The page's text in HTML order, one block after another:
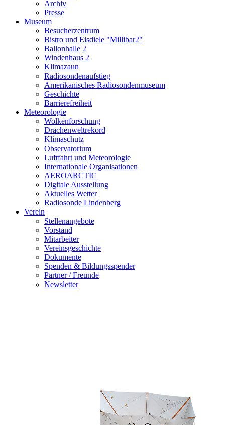
Archiv
Presse
Museum
Besucherzentrum
Bistro und Eisdiele "Millibar2"
Ballonhalle 2
Windenhaus 2
Klimazaun
Radiosondenaufstieg
Amerikanisches Radiosondenmuseum
Geschichte
Barrierefreiheit
Meteorologie
Wolkenforschung
Drachenweltrekord
Klimaschutz
Observatorium
Luftfahrt und Meteorologie
Internationale Organisationen
AEROARCTIC
Digitale Ausstellung
Aktuelles Wetter
Radiosonde Lindenberg
Verein
Stellenangebote
Vorstand
Mitarbeiter
Vereinsgeschichte
Dokumente
Spenden & Bildungsspender
Partner / Freunde
Newsletter